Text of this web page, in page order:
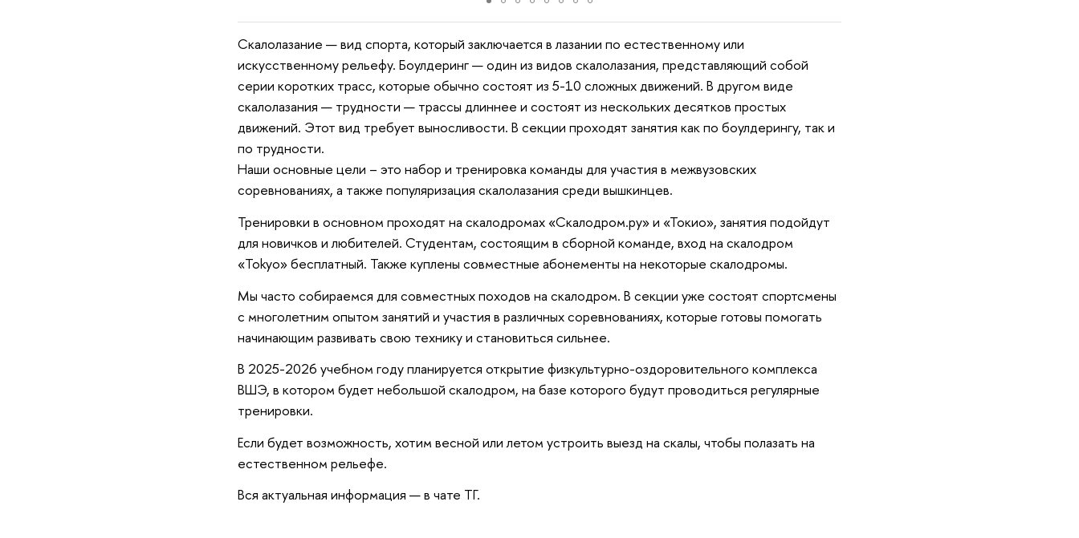
Скалолазание — вид спорта, который заключается в лазании по естественному или
искусственному рельефу. Боулдеринг — один из видов скалолазания, представляющий собой
серии коротких трасс, которые обычно состоят из 5-10 сложных движений. В другом виде
скалолазания — трудности — трассы длиннее и состоят из нескольких десятков простых
движений. Этот вид требует выносливости. В секции проходят занятия как по боулдерингу, так и
по трудности.
Наши основные цели – это набор и тренировка команды для участия в межвузовских
соревнованиях, а также популяризация скалолазания среди вышкинцев.
Тренировки в основном проходят на скалодромах «Скалодром.ру» и «Токио», занятия подойдут
для новичков и любителей. Студентам, состоящим в сборной команде, вход на скалодром
«Tokyo» бесплатный. Также куплены совместные абонементы на некоторые скалодромы.
Мы часто собираемся для совместных походов на скалодром. В секции уже состоят спортсмены
с многолетним опытом занятий и участия в различных соревнованиях, которые готовы помогать
начинающим развивать свою технику и становиться сильнее.
В 2025-2026 учебном году планируется открытие физкультурно-оздоровительного комплекса
ВШЭ, в котором будет небольшой скалодром, на базе которого будут проводиться регулярные
тренировки.
Если будет возможность, хотим весной или летом устроить выезд на скалы, чтобы полазать на
естественном рельефе.
Вся актуальная информация — в чате ТГ.